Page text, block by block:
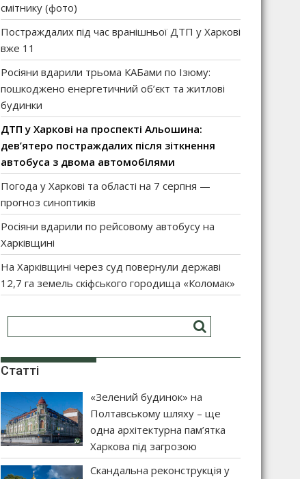
смітнику (фото)
Постраждалих під час вранішньої ДТП у Харкові
вже 11
Росіяни вдарили трьома КАБами по Ізюму:
пошкоджено енергетичний об’єкт та житлові
будинки
ДТП у Харкові на проспекті Альошина:
дев’ятеро постраждалих після зіткнення
автобуса з двома автомобілями
Погода у Харкові та області на 7 серпня —
прогноз синоптиків
Росіяни вдарили по рейсовому автобусу на
Харківщині
На Харківщині через суд повернули державі
12,7 га земель скіфського городища «Коломак»
Статті
«Зелений будинок» на
Полтавському шляху – ще
одна архітектурна пам’ятка
Харкова під загрозою
Скандальна реконструкція у